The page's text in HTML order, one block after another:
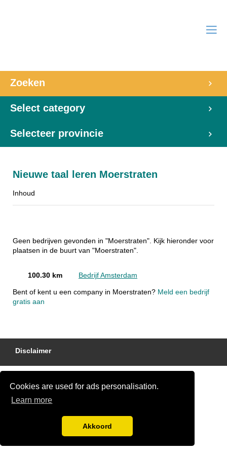
Cookies are used for ads personalisation.
Learn more
Akkoord
Zoeken
Select category
Selecteer provincie
Nieuwe taal leren Moerstraten
Inhoud
Geen bedrijven gevonden in "Moerstraten". Kijk hieronder voor
plaatsen in de buurt van "Moerstraten".
100.30 km Bedrijf Amsterdam
Bent of kent u een company in Moerstraten? Meld een bedrijf
gratis aan
Disclaimer